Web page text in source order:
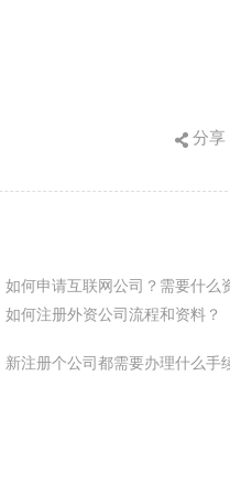
分享
如何申请互联网公司？需要什么
如何注册外资公司流程和资料？
新注册个公司都需要办理什么手